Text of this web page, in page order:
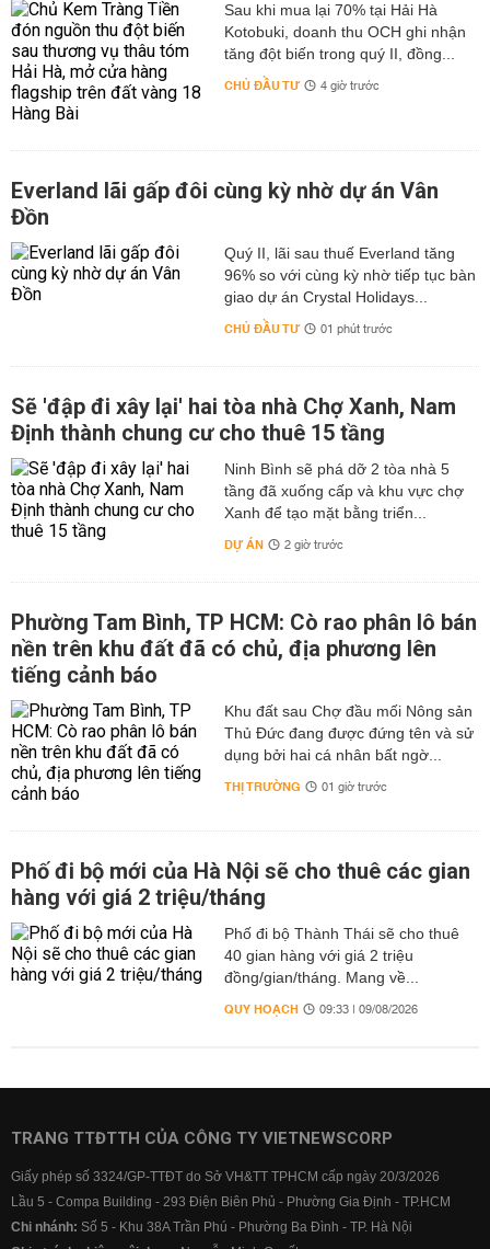
Sau khi mua lại 70% tại Hải Hà
Kotobuki, doanh thu OCH ghi nhận
tăng đột biến trong quý II, đồng...
CHỦ ĐẦU TƯ 4 giờ trước
Everland lãi gấp đôi cùng kỳ nhờ dự án Vân
Đồn
Quý II, lãi sau thuế Everland tăng
96% so với cùng kỳ nhờ tiếp tục bàn
giao dự án Crystal Holidays...
CHỦ ĐẦU TƯ 01 phút trước
Sẽ 'đập đi xây lại' hai tòa nhà Chợ Xanh, Nam
Định thành chung cư cho thuê 15 tầng
Ninh Bình sẽ phá dỡ 2 tòa nhà 5
tầng đã xuống cấp và khu vực chợ
Xanh để tạo mặt bằng triển...
DỰ ÁN 2 giờ trước
Phường Tam Bình, TP HCM: Cò rao phân lô bán
nền trên khu đất đã có chủ, địa phương lên
tiếng cảnh báo
Khu đất sau Chợ đầu mối Nông sản
Thủ Đức đang được đứng tên và sử
dụng bởi hai cá nhân bất ngờ...
THỊ TRƯỜNG 01 giờ trước
Phố đi bộ mới của Hà Nội sẽ cho thuê các gian
hàng với giá 2 triệu/tháng
Phố đi bộ Thành Thái sẽ cho thuê
40 gian hàng với giá 2 triệu
đồng/gian/tháng. Mang về...
QUY HOẠCH 09:33 | 09/08/2026
TRANG TTĐTTH CỦA CÔNG TY VIETNEWSCORP
Giấy phép số 3324/GP-TTĐT do Sở VH&TT TPHCM cấp ngày 20/3/2026
Lầu 5 - Compa Building - 293 Điện Biên Phủ - Phường Gia Định - TP.HCM
Chi nhánh: Số 5 - Khu 38A Trần Phú - Phường Ba Đình - TP. Hà Nội